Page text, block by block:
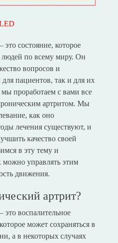
состояние, которое
людей по всему миру. Он
вопросов и
пациентов, так и для их
проработаем с вами все
артритом. Мы
как оно
лечения существуют, и
качество своей
в эту тему и
можно управлять этим
движения.
артрит?
воспалительное
может сохраняться в
а в некоторых случаях